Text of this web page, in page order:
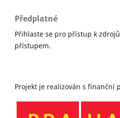
Předplatné
Přihlaste se pro přístup k
přístupem.
Projekt je realizován s finanční